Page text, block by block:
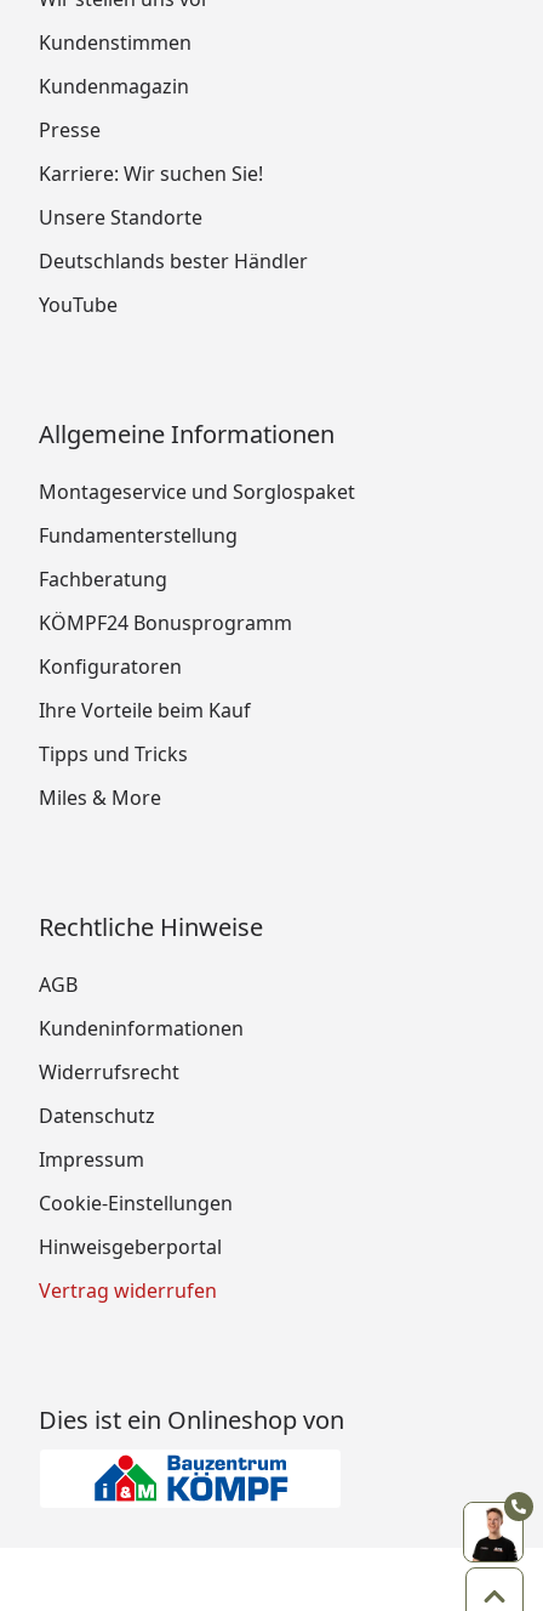
Kundenstimmen
Kundenmagazin
Presse
Karriere: Wir suchen Sie!
Unsere Standorte
Deutschlands bester Händler
YouTube
Allgemeine Informationen
Montageservice und Sorglospaket
Fundamenterstellung
Fachberatung
KÖMPF24 Bonusprogramm
Konfiguratoren
Ihre Vorteile beim Kauf
Tipps und Tricks
Miles & More
Rechtliche Hinweise
AGB
Kundeninformationen
Widerrufsrecht
Datenschutz
Impressum
Cookie-Einstellungen
Hinweisgeberportal
Vertrag widerrufen
Dies ist ein Onlineshop von